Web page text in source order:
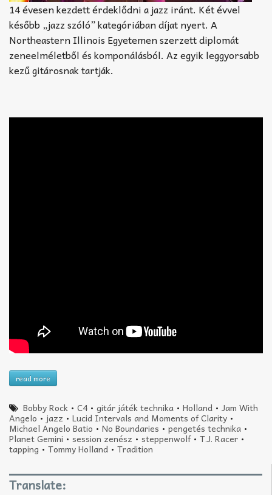
14 évesen kezdett érdeklődni a jazz iránt. Két évvel
később „jazz szóló” kategóriában díjat nyert. A
Northeastern Illinois Egyetemen szerzett diplomát
zeneelméletből és komponálásból. Az egyik leggyorsabb
kezű gitárosnak tartják.
read more
Bobby Rock •C4 •gitár játék technika •Holland •Jam With
Angelo •jazz • Lucid Intervals and Moments of Clarity •
Michael Angelo Batio • No Boundaries • pengetés technika •
Planet Gemini • session zenész • steppenwolf• T.J. Racer •
tapping • Tommy Holland • Tradition
Translate: